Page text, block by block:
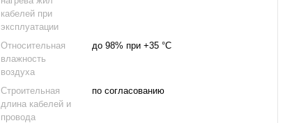
кабелей при
эксплуатации
Относительная
влажность
воздуха
до 98% при +35 °С
Строительная
длина кабелей и
провода
по согласованию